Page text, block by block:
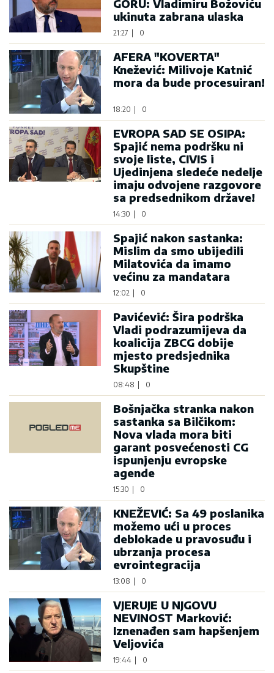
GORU: Vladimiru Božoviću
ukinuta zabrana ulaska
21:27 0
AFERA "KOVERTA"
Knežević: Milivoje Katnić
mora da bude procesuiran!
18:20 0
EVROPA SAD SE OSIPA:
Spajić nema podršku ni
svoje liste, CIVIS i
Ujedinjena sledeće nedelje
imaju odvojene razgovore
sa predsednikom države!
14:30 0
Spajić nakon sastanka:
Mislim da smo ubijedili
Milatovića da imamo
većinu za mandatara
12:02 0
Pavićević: Šira podrška
Vladi podrazumijeva da
koalicija ZBCG dobije
mjesto predsjednika
Skupštine
08:48 0
Bošnjačka stranka nakon
sastanka sa Bilčikom:
Nova vlada mora biti
garant posvećenosti CG
ispunjenju evropske
agende
15:30 0
KNEŽEVIĆ: Sa 49 poslanika
možemo ući u proces
deblokade u pravosuđu i
ubrzanja procesa
evrointegracija
13:08 0
VJERUJE U NJGOVU
NEVINOST Marković:
Iznenađen sam hapšenjem
Veljovića
19:44 0